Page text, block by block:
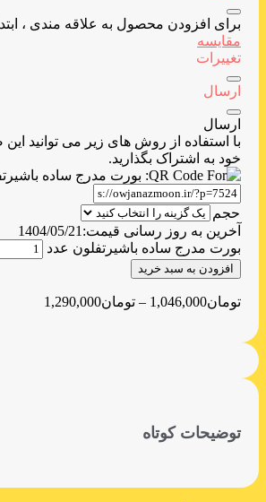
برای افزودن محصول به علاقه مندی ،
مقایسه
تغییرات
ارسال
ارسال
با استفاده از روش های زیر می توانید
خود به اشتراک بگذارید.
حجم
آخرین به روز رسانی قیمت: 1404/05/21
بورت مدرج ساده باشیرتفلون عدد
افزودن به سبد خرید
تومان1,046,000
– تومان1,290,000
توضیحات کوتاه